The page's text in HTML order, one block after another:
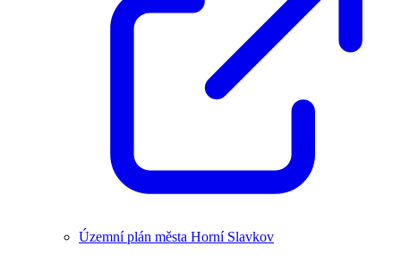
Územní plán města Horní Slavkov